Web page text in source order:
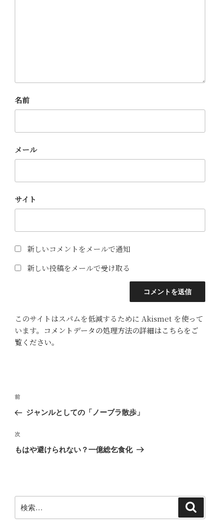
名前
メール
サイト
新しいコメントをメールで通知
新しい投稿をメールで受け取る
このサイトはスパムを低減するために Akismet を使って
います。 コメントデータの処理方法の詳細はこちらをご
覧ください。
投
ナ
ビ
ゲ
ン
前
の
稿
前
ジャンルとしての「ノーブラ散歩」
次
の
次
もはや避けられない？一億総乞食化
索: